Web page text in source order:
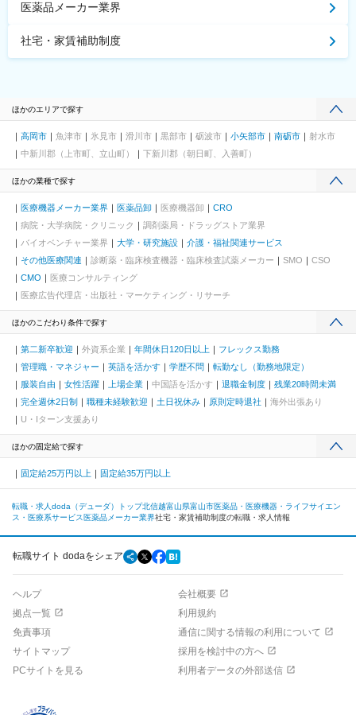
医薬品メーカー業界
社宅・家賃補助制度
ほかのエリアで探す
高岡市 魚津市 氷見市 滑川市 黒部市 砺波市 小矢部市 南砺市
射水市
中新川郡（上市町、立山町）
下新川郡（朝日町、入善町）
ほかの業種で探す
医療機器メーカー業界 医薬品卸 医療機器卸
CRO
病院・大学病院・クリニック
調剤薬局・ドラッグストア業界
バイオベンチャー業界
大学・研究施設
介護・福祉関連サービス
その他医療関連
診断薬・臨床検査機器・臨床検査試薬メーカー SMO
CSO
CMO
医療コンサルティング
医療広告代理店・出版社・マーケティング・リサーチ
ほかのこだわり条件で探す
第二新卒歓迎 外資系企業 年間休日120日以上
フレックス勤務
管理職・マネジャー
英語を活かす 学歴不問
転勤なし（勤務地限定）
服装自由
女性活躍 上場企業 中国語を活かす 退職金制度
残業20時間未満
完全週休2日制
職種未経験歓迎 土日祝休み 原則定時退社
海外出張あり
U・Iターン支援あり
ほかの固定給で探す
固定給25万円以上 固定給35万円以上
転職・求人doda（デューダ）トップ北信越富山県富山市医薬品・医療機器・ライフサイエン
ス・医療系サービス 医薬品メーカー業界社宅・家賃補助制度の転職・求人情報
転職サイト dodaをシェア
ヘルプ
会社概要
拠点一覧
利用規約
免責事項
通信に関する情報の利用について
サイトマップ
採用を検討中の方へ
PCサイトを見る
利用者データの外部送信